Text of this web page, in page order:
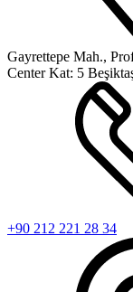
Gayrettepe Mah.,
Center Kat: 5
+90 212 221 28 34